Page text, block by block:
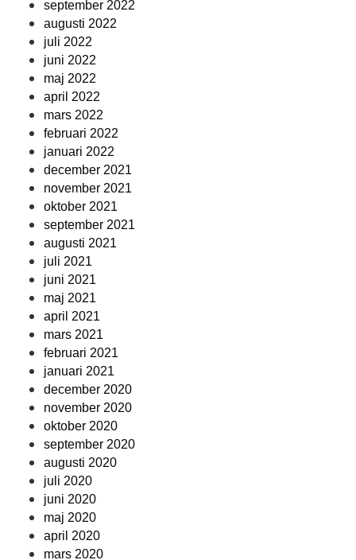
september 2022
augusti 2022
juli 2022
juni 2022
maj 2022
april 2022
mars 2022
februari 2022
januari 2022
december 2021
november 2021
oktober 2021
september 2021
augusti 2021
juli 2021
juni 2021
maj 2021
april 2021
mars 2021
februari 2021
januari 2021
december 2020
november 2020
oktober 2020
september 2020
augusti 2020
juli 2020
juni 2020
maj 2020
april 2020
mars 2020